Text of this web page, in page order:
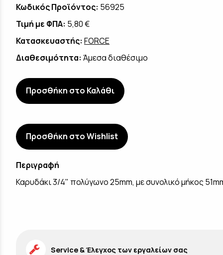
Κωδικός Προϊόντος: 56925
Τιμή με ΦΠΑ: 5,80 €
Κατασκευαστής: FORCE
Διαθεσιμότητα: Άμεσα διαθέσιμο
Προσθήκη στο Καλάθι
Προσθήκη στο Wishlist
Περιγραφή
Καρυδάκι 3/4" πολύγωνο 25mm, με συνολικό μήκος
Service & Έλεγχος των εργαλείων σας